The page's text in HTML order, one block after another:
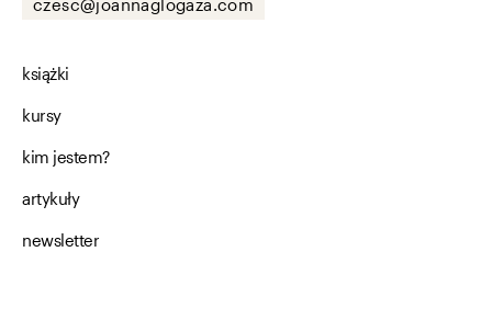
książki
kursy
kim jestem?
artykuły
newsletter